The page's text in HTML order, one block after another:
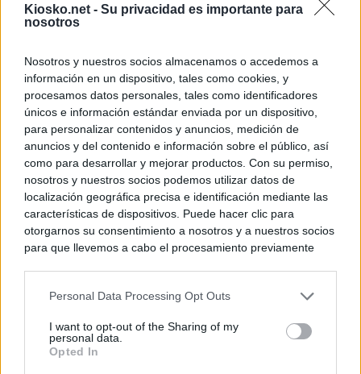
Kiosko.net - Su privacidad es importante para
nosotros
Nosotros y nuestros socios almacenamos o accedemos a
información en un dispositivo, tales como cookies, y
procesamos datos personales, tales como identificadores
únicos e información estándar enviada por un dispositivo,
para personalizar contenidos y anuncios, medición de
anuncios y del contenido e información sobre el público, así
como para desarrollar y mejorar productos. Con su permiso,
nosotros y nuestros socios podemos utilizar datos de
localización geográfica precisa e identificación mediante las
características de dispositivos. Puede hacer clic para
otorgarnos su consentimiento a nosotros y a nuestros socios
para que llevemos a cabo el procesamiento previamente
negar su consentimiento. Tenga en cuenta que algún
de su consentimiento, pero usted tiene el derecho de
rechazar tal procesamiento. Sus preferencias se aplicarán
Personal Data Processing Opt Outs
I want to opt-out of the Sharing of my
personal data.
Opted In